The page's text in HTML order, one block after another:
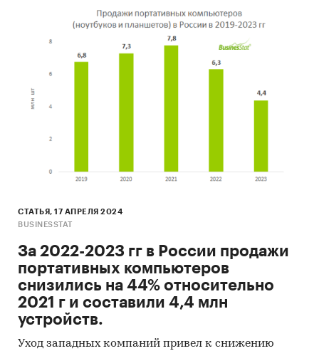
СТАТЬЯ, 17 АПРЕЛЯ 2024
BUSINESSTAT
За 2022-2023 гг в России продажи
портативных компьютеров
снизились на 44% относительно
2021 г и составили 4,4 млн
устройств.
Уход западных компаний привел к снижению